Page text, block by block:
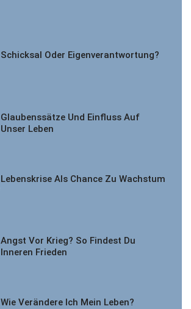
Schicksal Oder Eigenverantwortung?
Glaubenssätze Und Einfluss Auf
Unser Leben
Lebenskrise Als Chance Zu Wachstum
Angst Vor Krieg? So Findest Du
Inneren Frieden
Wie Verändere Ich Mein Leben?